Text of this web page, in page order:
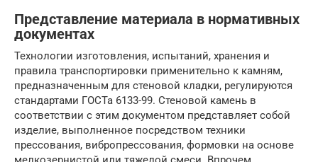
Представление материала в нормативных
документах
Технологии изготовления, испытаний, хранения и
правила транспортировки применительно к камням,
предназначенным для стеновой кладки, регулируются
стандартами ГОСТа 6133-99. Стеновой камень в
соответствии с этим документом представляет собой
изделие, выполненное посредством техники
прессования, вибропрессования, формовки на основе